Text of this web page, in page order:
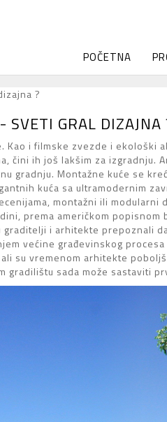
POČETNA
SVETI GRAL DIZAJNA
Kao i filmske zvezde i ekološki
čini ih još lakšim za izgradnju.
gradnju. Montažne kuće se
kuća sa ultramodernim
montažni ili modularni
prema američkom popisnom
i arhitekte prepoznali
većine građevinskog
su vremenom arhitekte
gradilištu sada može sastaviti